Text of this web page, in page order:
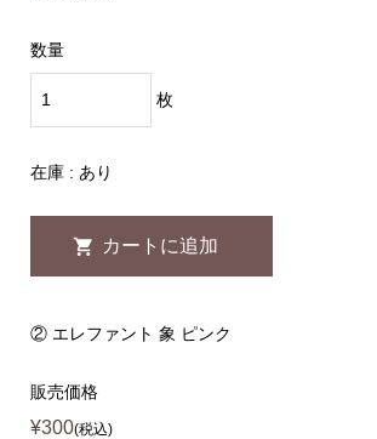
数量
枚
在庫 : あり
② エレファント 象 ピンク
販売価格
¥300(税込)